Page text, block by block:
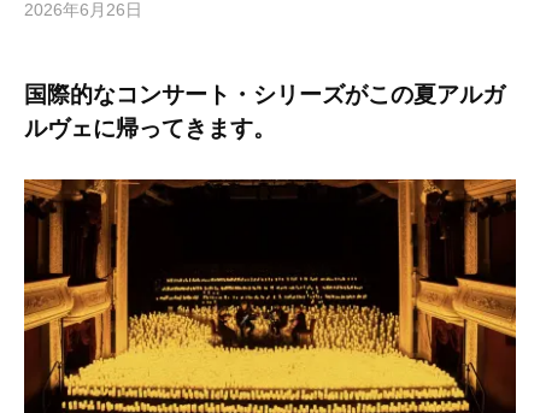
2026年6月26日
i
g
s
m
a
の
コ
ン
国際的なコンサート・シリーズがこの夏アルガ
ルヴェに帰ってきます。